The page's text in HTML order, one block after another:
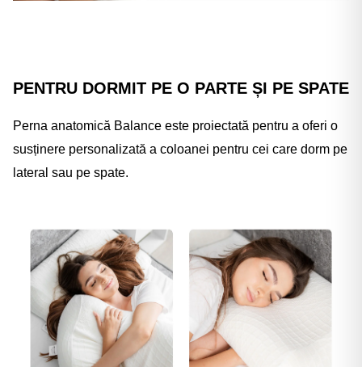
PENTRU DORMIT PE O PARTE ȘI PE SPATE
Perna anatomică Balance este proiectată pentru a oferi o
susținere personalizată a coloanei pentru cei care dorm pe
lateral sau pe spate.